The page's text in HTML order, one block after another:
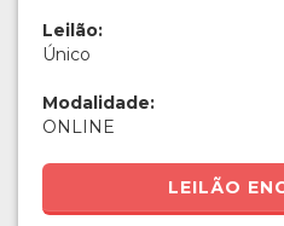
Leilão:
Único
Modalidade:
ONLINE
LEILÃO